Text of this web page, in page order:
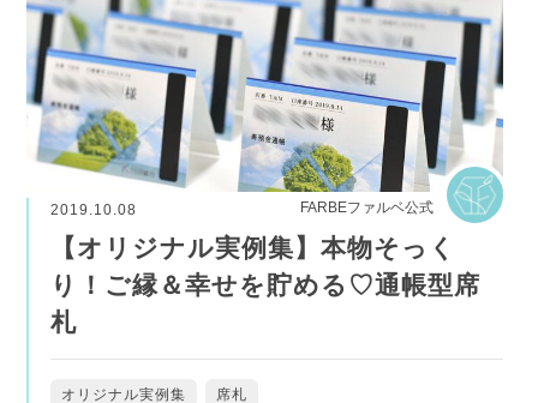
FARBEファルベ公式
2019.10.08
【オリジナル実例集】本物そっく
り！ご縁＆幸せを貯める♡通帳型席
札
オリジナル実例集 席札